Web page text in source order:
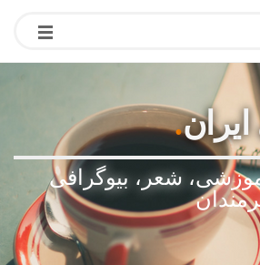
.
شعر، بیوگرافی